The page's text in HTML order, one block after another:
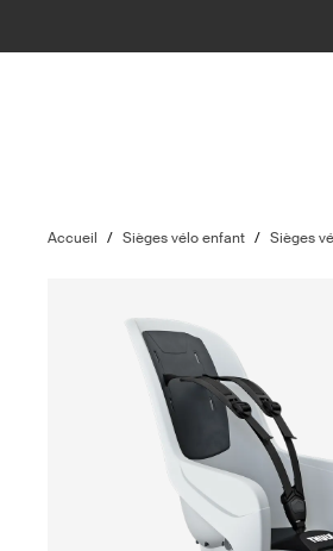
Accueil / Sièges vélo enfant / Sièges